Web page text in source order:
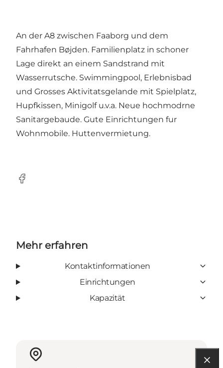
An der A8 zwischen Faaborg und dem
Fahrhafen Bøjden. Familienplatz in schoner
Lage direkt an einem Sandstrand mit
Wasserrutsche. Swimmingpool, Erlebnisbad
und Grosses Aktivitatsgelande mit Spielplatz,
Hupfkissen, Minigolf u.v.a. Neue hochmodrne
Sanitargebaude. Gute Einrichtungen fur
Wohnmobile. Huttenvermietung.
Facebook
Mehr erfahren
Kontaktinformationen
Einrichtungen
Kapazität